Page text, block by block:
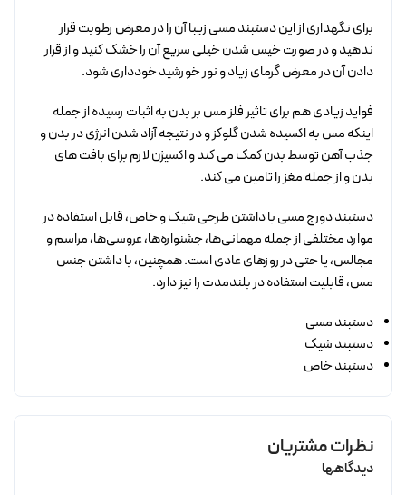
برای نگهداری از این دستبند مسی زیبا آن را در معرض رطوبت قرار
ندهید و در صورت خیس شدن خیلی سریع آن را خشک کنید و از قرار
دادن آن در معرض گرمای زیاد و نور خورشید خودداری شود.
فواید زیادی هم برای تاثیر فلز مس بر بدن به اثبات رسیده از جمله
اینکه مس به اکسیده شدن گلوکز و در نتیجه آزاد شدن انرژی در بدن و
جذب آهن توسط بدن کمک می کند و اکسیژن لازم برای بافت های
بدن و از جمله مغز را تامین می کند.
دستبند دورج مسی با داشتن طرحی شیک و خاص، قابل استفاده در
موارد مختلفی از جمله مهمانی‌ها، جشنواره‌ها، عروسی‌ها، مراسم و
مجالس، یا حتی در روزهای عادی است. همچنین، با داشتن جنس
مس، قابلیت استفاده در بلندمدت را نیز دارد.
دستبند مسی
دستبند شیک
دستبند خاص
نظرات مشتریان
دیدگاهها